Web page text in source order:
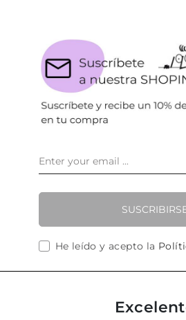
He leído y acepto la